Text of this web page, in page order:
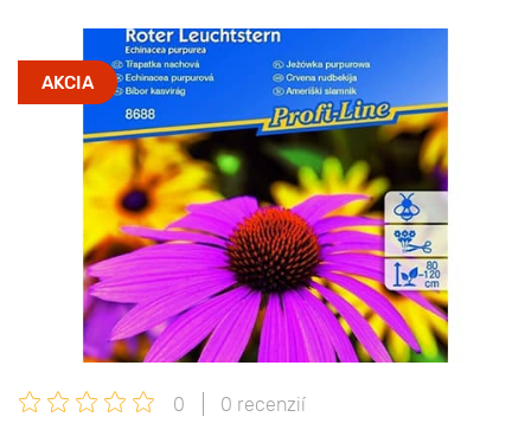
AKCIA
0 0 recenzií